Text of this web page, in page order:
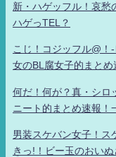
新・ハゲッフル！哀愁
ハゲっTEL？
こじ！コジッフル@！
女のBL腐女子的まとめ
何だ！何が？真・シ
ニート的まとめ速報！
男装スケバン女子！ス
きっ!！ビー玉のおい